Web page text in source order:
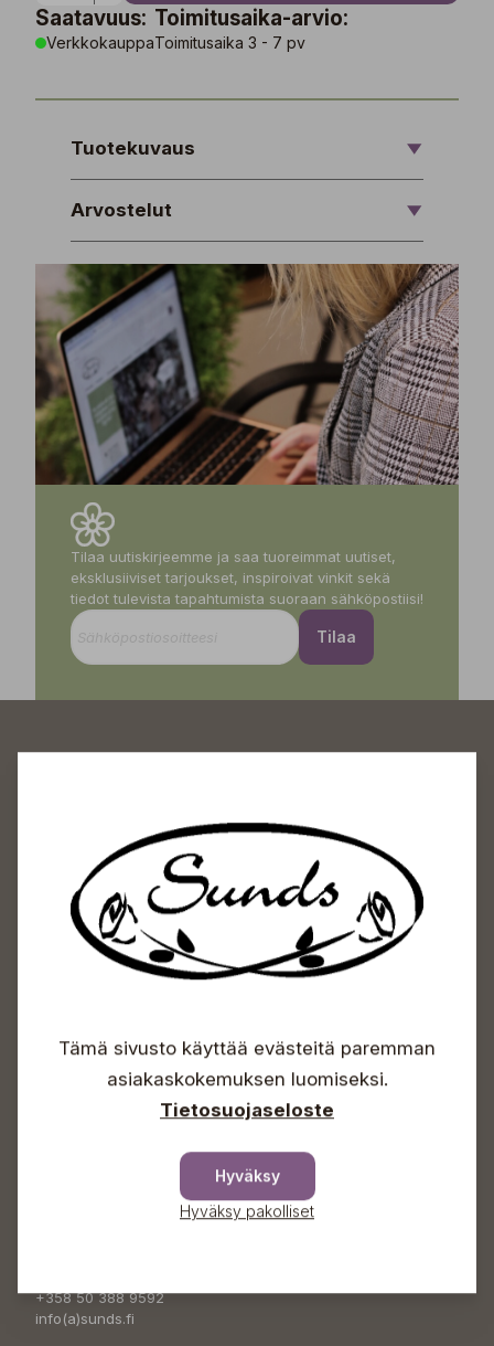
Saatavuus:
Verkkokauppa
Toimitusaika-arvio:
Toimitusaika 3 - 7 pv
Tuotekuvaus
Arvostelut
Tilaa uutiskirjeemme ja saa tuoreimmat uutiset,
eksklusiiviset tarjoukset, inspiroivat vinkit sekä
tiedot tulevista tapahtumista suoraan sähköpostiisi!
Tilaa
Sundin Puutarhakeskus
Avoinna
Arkisin 09-18
Lauantaisin 09-16
Info & vaihde
+358 50 388 9592
+358 50 388 9592
info(a)sunds.fi
Tämä sivusto käyttää evästeitä paremman
asiakaskokemuksen luomiseksi.
Tietosuojaseloste
Hyväksy
Hyväksy pakolliset